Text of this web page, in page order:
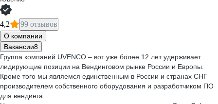
4,2 99 отзывов
О компании
Вакансии8
Группа компаний UVENCO – вот уже более 12 лет удерживает
лидирующие позиции на Вендинговом рынке России и Европы.
Кроме того мы являемся единственным в России и странах СНГ
производителем собственного оборудования и разработчиком ПО
для вендинга.